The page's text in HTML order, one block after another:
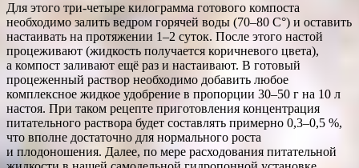
Для этого три-четыре килограмма готового компоста
необходимо залить ведром горячей воды (70–80 С°) и оставить
настаивать на протяжении 1–2 суток. После этого настой
процеживают (жидкость получается коричневого цвета),
а компост заливают ещё раз и настаивают. В готовый
процеженный раствор необходимо добавить любое
комплексное жидкое удобрение в пропорции 30–50 г на 10 л
настоя. При таком рецепте приготовления концентрация
питательного раствора будет составлять примерно 0,3–0,5 %,
что вполне достаточно для нормального роста
и плодоношения. Далее, по мере расходования питательной